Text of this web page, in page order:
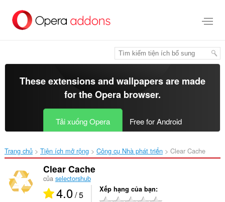
đến
These extensions and wallpapers are made
for theOpera browser.
Tải xuống Opera Free for Android
Trang chủ Tiện ích mở rộng Công cụ Nhà phát triển Clear Cache‎
Clear Cache
của selectorshub
4.0/ 5 Xếp hạng của bạn